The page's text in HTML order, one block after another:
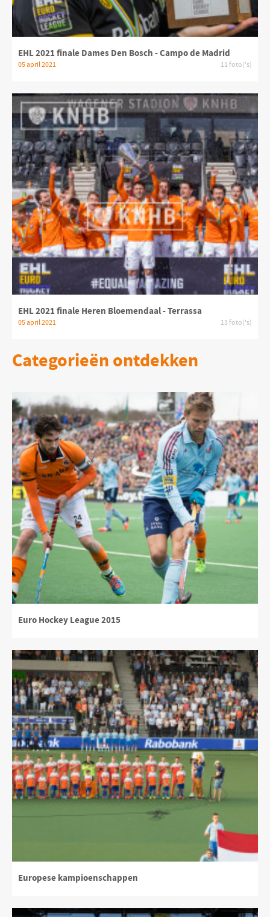
EHL 2021 finale Dames Den Bosch - Campo de Madrid
05 april 2021 11 foto('s)
EHL 2021 finale Heren Bloemendaal - Terrassa
05 april 2021 13 foto('s)
Categorieën ontdekken
Euro Hockey League 2015
Europese kampioenschappen